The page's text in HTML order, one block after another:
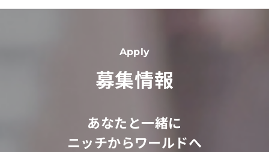
Apply
募集情報
あなたと一緒に
ニッチからワールドへ